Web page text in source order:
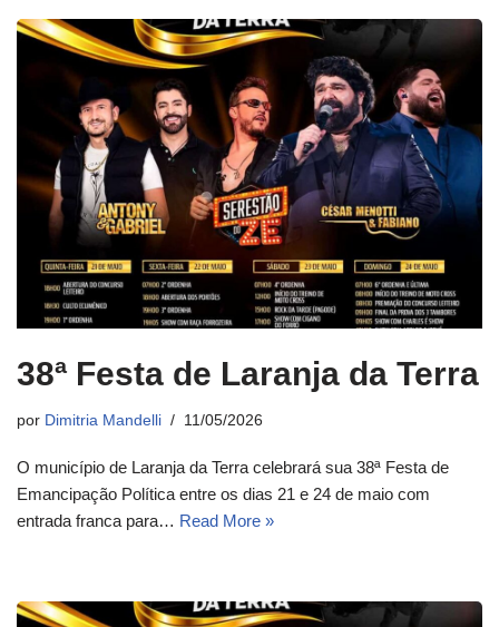
38ª Festa de Laranja da Terra
por Dimitria Mandelli 11/05/2026
O município de Laranja da Terra celebrará sua 38ª Festa de
Emancipação Política entre os dias 21 e 24 de maio com
entrada franca para… Read More »